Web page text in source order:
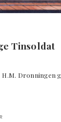
Tinsoldat
H.M.